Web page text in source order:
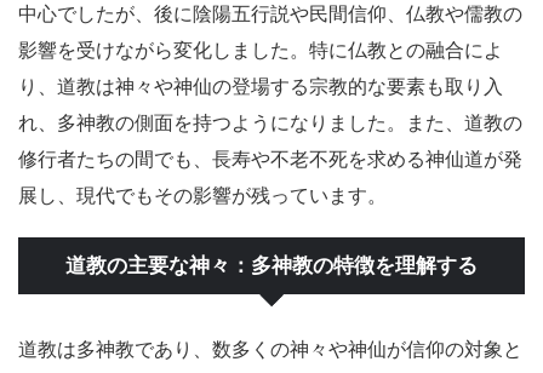
中心でしたが、後に陰陽五行説や民間信仰、仏教や儒教の
影響を受けながら変化しました。特に仏教との融合によ
り、道教は神々や神仙の登場する宗教的な要素も取り入
れ、多神教の側面を持つようになりました。また、道教の
修行者たちの間でも、長寿や不老不死を求める神仙道が発
展し、現代でもその影響が残っています。
道教の主要な神々：多神教の特徴を理解する
道教は多神教であり、数多くの神々や神仙が信仰の対象と